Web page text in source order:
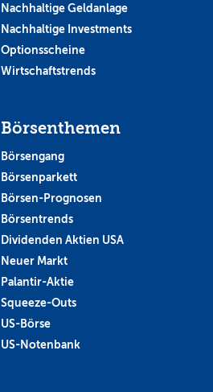
Nachhaltige Geldanlage
Nachhaltige Investments
Optionsscheine
Wirtschaftstrends
Börsenthemen
Börsengang
Börsenparkett
Börsen-Prognosen
Börsentrends
Dividenden Aktien USA
Neuer Markt
Palantir-Aktie
Squeeze-Outs
US-Börse
US-Notenbank